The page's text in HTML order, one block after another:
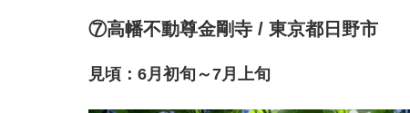
⑦高幡不動尊金剛寺 / 東京都日野市
見頃：6月初旬～7月上旬